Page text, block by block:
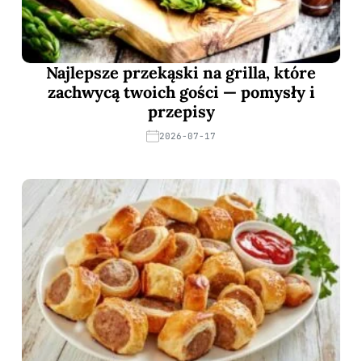
Najlepsze przekąski na grilla, które
zachwycą twoich gości — pomysły i
przepisy
2026-07-17